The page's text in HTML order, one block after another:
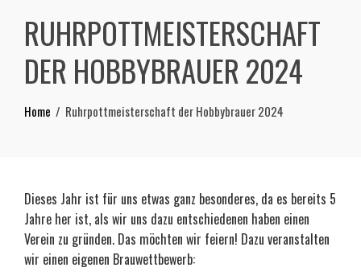
RUHRPOTTMEISTERSCHAFT
DER HOBBYBRAUER 2024
Home Ruhrpottmeisterschaft der Hobbybrauer 2024
Dieses Jahr ist für uns etwas ganz besonderes, da es bereits 5
Jahre her ist, als wir uns dazu entschiedenen haben einen
Verein zu gründen. Das möchten wir feiern! Dazu veranstalten
wir einen eigenen Brauwettbewerb: